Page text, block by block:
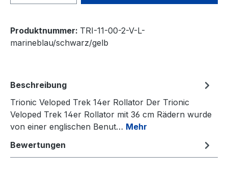
Produktnummer: TRI-11-00-2-V-L-
marineblau/schwarz/gelb
Beschreibung
Trionic Veloped Trek 14er Rollator Der Trionic
Veloped Trek 14er Rollator mit 36 cm Rädern wurde
von einer englischen Benut… Mehr
Bewertungen